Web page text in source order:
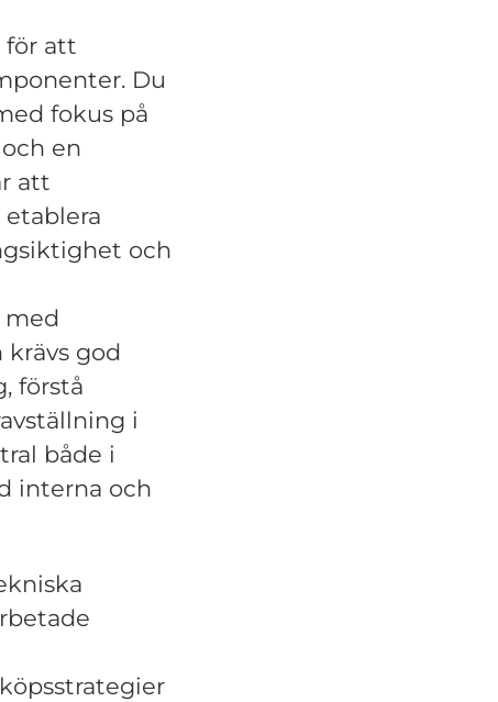
för att
Du
fokus på
en
att
och
med
god
förstå
i
både i
interna och